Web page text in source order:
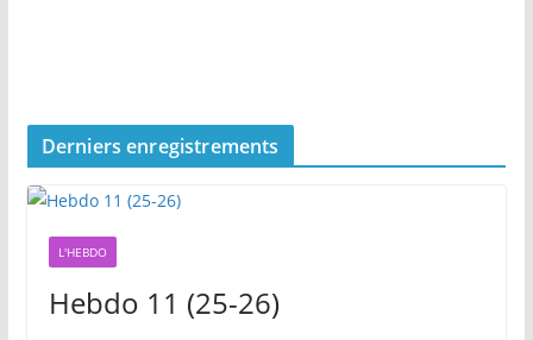
Derniers enregistrements
L'HEBDO
Hebdo 11 (25-26)